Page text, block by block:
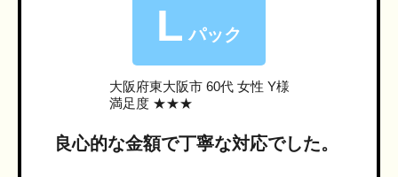
L パック
大阪府東大阪市60代 女性 Y様
満足度 ★★★
良心的な金額で丁寧な対応でした。